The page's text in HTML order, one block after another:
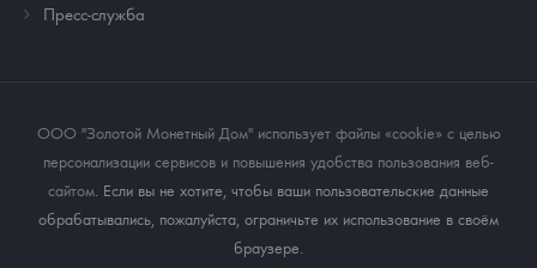
Пресс-служба
ООО "Золотой Монетный Дом" использует файлы «cookie» с целью
персонализации сервисов и повышения удобства пользования веб-
сайтом . Если вы не хотите, чтобы ваши пользовательские данные
обрабатывались, пожалуйста, ограничьте их использование в своём
браузере.